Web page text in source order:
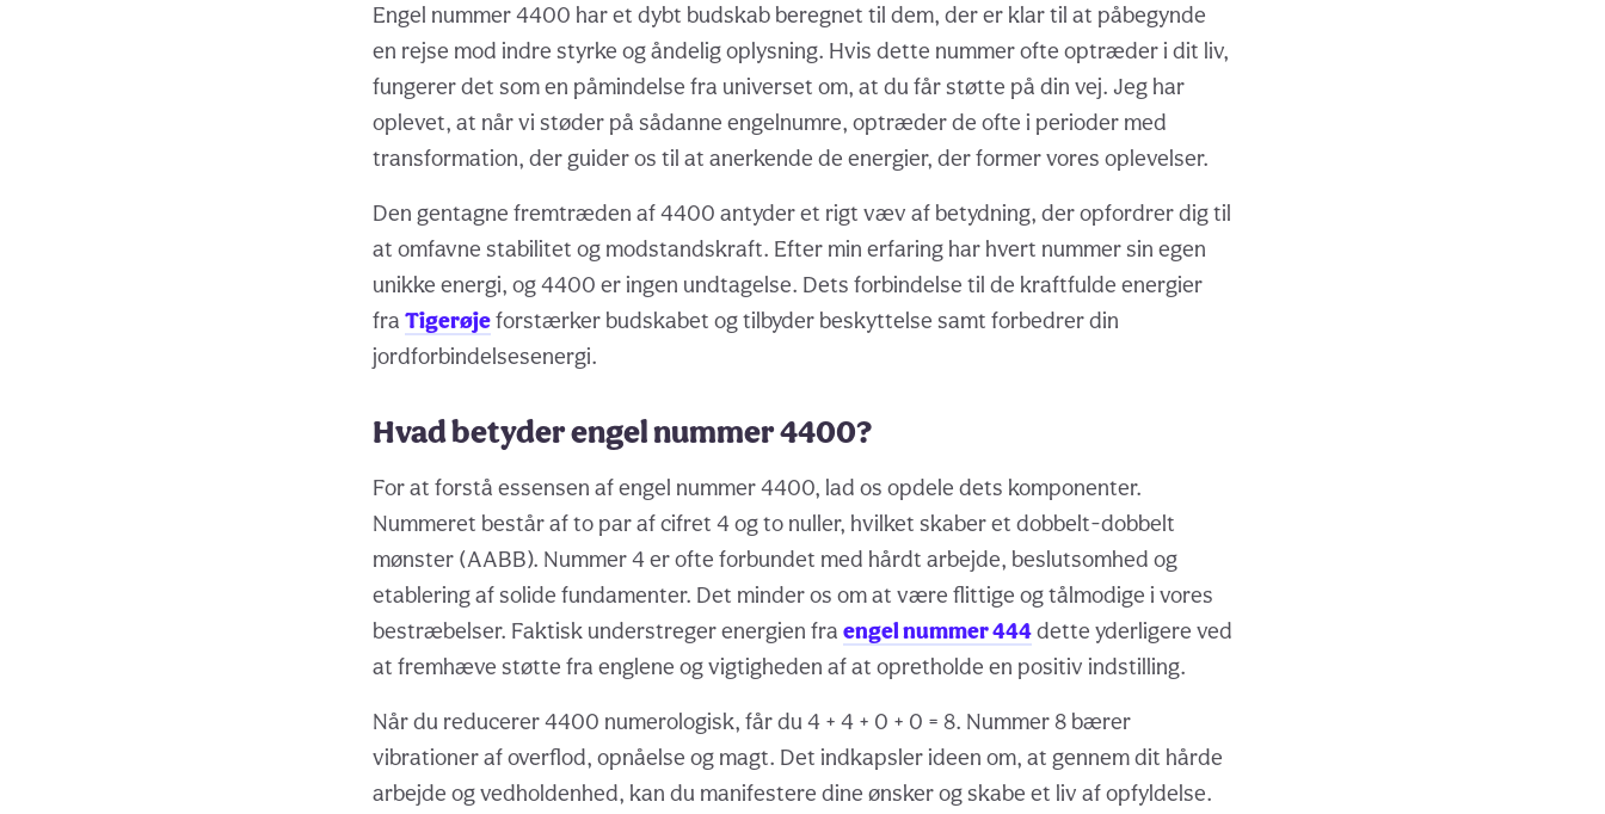
Engel nummer 4400 har et dybt budskab beregnet til dem, der er klar til at påbegynde
en rejse mod indre styrke og åndelig oplysning. Hvis dette nummer ofte optræder i dit liv,
fungerer det som en påmindelse fra universet om, at du får støtte på din vej. Jeg har
oplevet, at når vi støder på sådanne engelnumre, optræder de ofte i perioder med
transformation, der guider os til at anerkende de energier, der former vores oplevelser.
Den gentagne fremtræden af 4400 antyder et rigt væv af betydning, der opfordrer dig til
at omfavne stabilitet og modstandskraft. Efter min erfaring har hvert nummer sin egen
unikke energi, og 4400 er ingen undtagelse. Dets forbindelse til de kraftfulde energier
fra Tigerøjeforstærker budskabet og tilbyder beskyttelse samt forbedrer din
jordforbindelsesenergi.
Hvad betyder engel nummer 4400?
For at forstå essensen af engel nummer 4400, lad os opdele dets komponenter.
Nummeret består af to par af cifret 4 og to nuller, hvilket skaber et dobbelt-dobbelt
mønster (AABB). Nummer 4 er ofte forbundet med hårdt arbejde, beslutsomhed og
etablering af solide fundamenter. Det minder os om at være flittige og tålmodige i vores
bestræbelser. Faktisk understreger energien fra engel nummer 444dette yderligere ved
at fremhæve støtte fra englene og vigtigheden af at opretholde en positiv indstilling.
Når du reducerer 4400 numerologisk, får du 4 + 4 + 0 + 0 = 8. Nummer 8 bærer
vibrationer af overflod, opnåelse og magt. Det indkapsler ideen om, at gennem dit hårde
arbejde og vedholdenhed, kan du manifestere dine ønsker og skabe et liv af opfyldelse.